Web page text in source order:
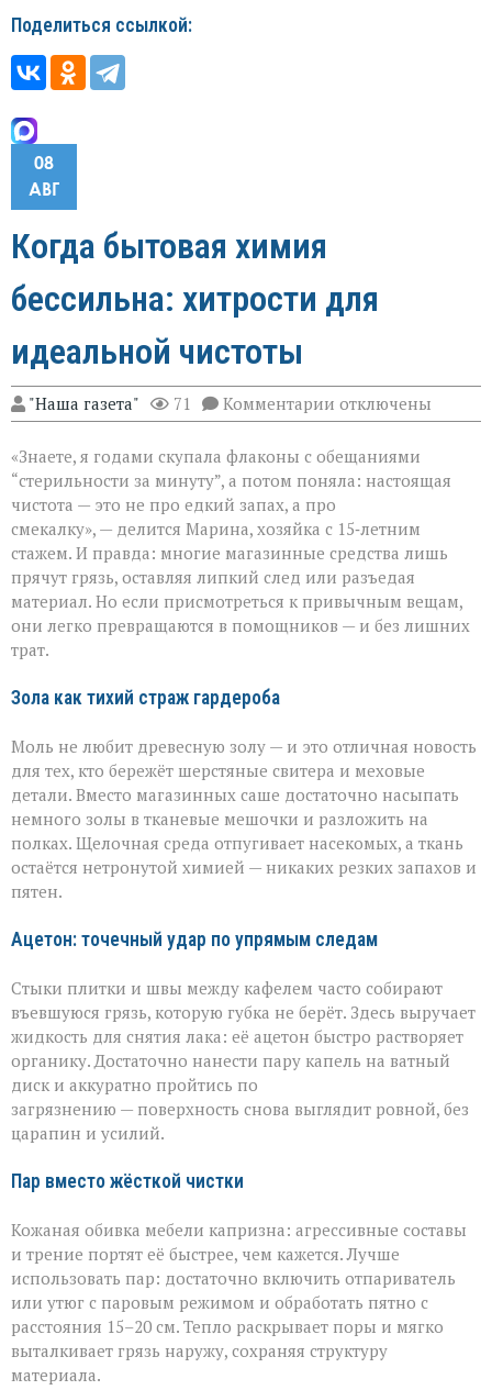
Поделиться ссылкой:
08
АВГ
Когда бытовая химия
бессильна: хитрости для
идеальной чистоты
"Наша газета" 71 Комментарии к
записи
бытовая
химия
хитрости
для
идеальной
чистоты
отключены
«Знаете, я годами скупала флаконы с обещаниями
“стерильности за минуту”, а потом поняла: настоящая
чистота — это не про едкий запах, а про
смекалку», — делится Марина, хозяйка с 15‑летним
стажем. И правда: многие магазинные средства лишь
прячут грязь, оставляя липкий след или разъедая
материал. Но если присмотреться к привычным вещам,
они легко превращаются в помощников — и без лишних
трат.
Зола как тихий страж гардероба
Моль не любит древесную золу — и это отличная новость
для тех, кто бережёт шерстяные свитера и меховые
детали. Вместо магазинных саше достаточно насыпать
немного золы в тканевые мешочки и разложить на
полках. Щелочная среда отпугивает насекомых, а ткань
остаётся нетронутой химией — никаких резких запахов и
пятен.
Ацетон: точечный удар по упрямым следам
Стыки плитки и швы между кафелем часто собирают
въевшуюся грязь, которую губка не берёт. Здесь выручает
жидкость для снятия лака: её ацетон быстро растворяет
органику. Достаточно нанести пару капель на ватный
диск и аккуратно пройтись по
загрязнению — поверхность снова выглядит ровной, без
царапин и усилий.
Пар вместо жёсткой чистки
Кожаная обивка мебели капризна: агрессивные составы
и трение портят её быстрее, чем кажется. Лучше
использовать пар: достаточно включить отпариватель
или утюг с паровым режимом и обработать пятно с
расстояния 15–20 см. Тепло раскрывает поры и мягко
выталкивает грязь наружу, сохраняя структуру
материала.